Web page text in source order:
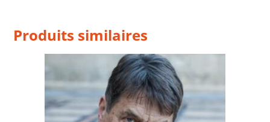
Produits similaires